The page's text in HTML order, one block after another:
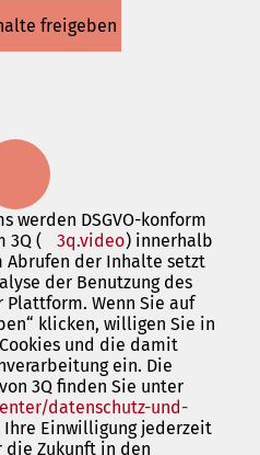
einem
neuen
freigeben
werden DSGVO-konform
3Q (
3q.video(Öffnet
in
einem
neuen
Tab)
) innerhalb
Abrufen der Inhalte setzt
der Benutzung des
Wenn Sie auf
klicken, willigen Sie in
und die damit
ein. Die
3Q finden Sie unter
datenschutz-und-
Ihre Einwilligung jederzeit
die Zukunft in den